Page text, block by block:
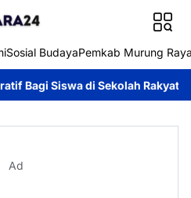
Sosial BudayaPemkab Murung
di Sekolah Rakyat Murung
Ad